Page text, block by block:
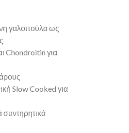
γαλοπούλα ως
Chondroitin για
Slow Cooked για
συντηρητικά